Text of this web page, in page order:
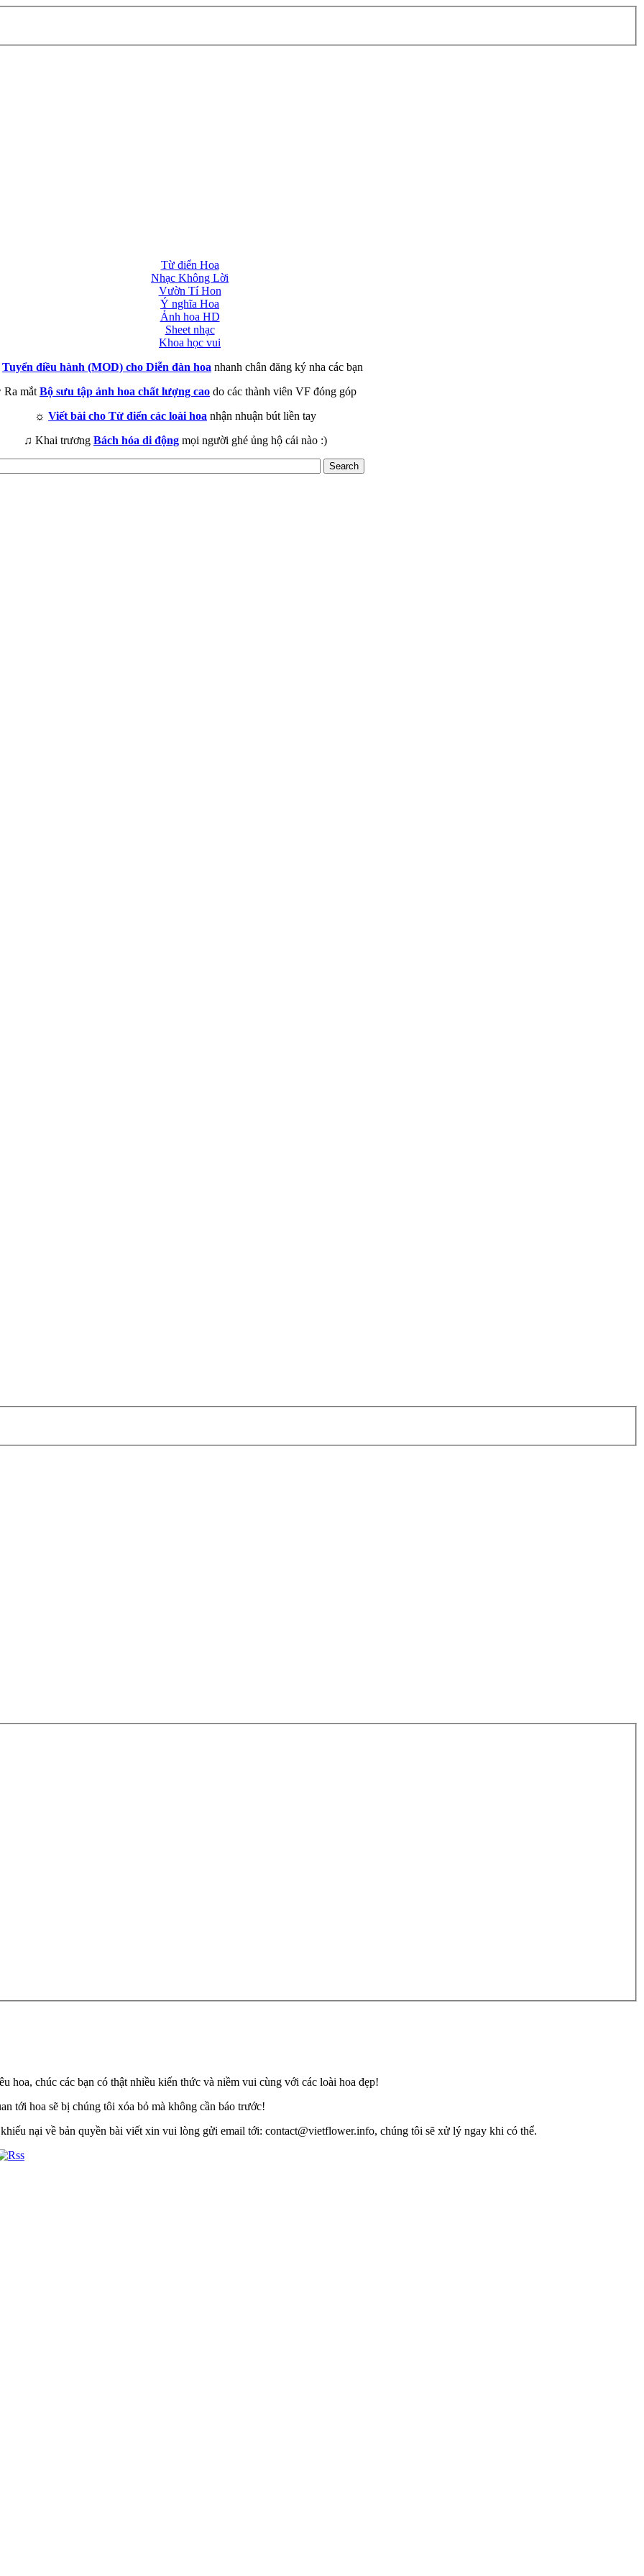
Từ điển Hoa
Nhạc Không Lời
Vườn Tí Hon
Ý nghĩa Hoa
Ảnh hoa HD
Sheet nhạc
Khoa học vui
Tuyển điều hành (MOD) cho Diễn đàn hoa nhanh chân đăng ký nha các bạn
Ra mắt Bộ sưu tập ảnh hoa chất lượng cao do các thành viên VF đóng góp
☼ Viết bài cho Từ điển các loài hoa nhận nhuận bút liền tay
♫ Khai trương Bách hóa di động mọi người ghé ủng hộ cái nào :)
hoa, chúc các bạn có thật nhiều kiến thức và niềm vui cùng với các loài hoa đẹp!
tới hoa sẽ bị chúng tôi xóa bỏ mà không cần báo trước!
nại về bản quyền bài viết xin vui lòng gửi email tới: contact@vietflower.info, chúng tôi sẽ xử lý ngay khi có thể.